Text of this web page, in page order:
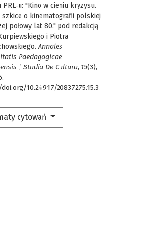
PRL‑u: "Kino w cieniu kryzysu.
szkice o kinematografii polskiej
połowy lat 80." pod redakcją
i Piotra
Annales
Paedagogicae
| Studia De Cultura, 15(3),
10.24917/20837275.15.3.
cytowań